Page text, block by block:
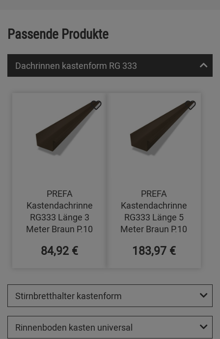
Passende Produkte
Dachrinnen kastenform RG 333
PREFA
Kastendachrinne
RG333 Länge 3
Meter Braun P.10
84,92 €
PREFA
Kastendachrinne
RG333 Länge 5
Meter Braun P.10
183,97 €
Stirnbretthalter kastenform
Rinnenboden kasten universal